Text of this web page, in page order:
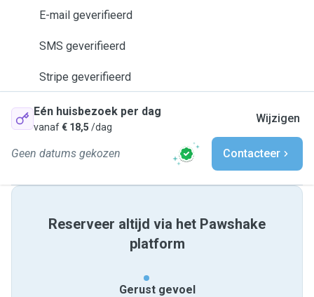
E-mail geverifieerd
SMS geverifieerd
Stripe geverifieerd
Eén huisbezoek per dag
vanaf€ 18,5 /dag
Wijzigen
Geen datums gekozen Contacteer
Reserveer altijd via het Pawshake
platform
Gerust gevoel